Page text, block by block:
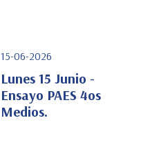
Ver Detalle
15-06-2026
Lunes 15 Junio -
Ensayo PAES 4os
Medios.